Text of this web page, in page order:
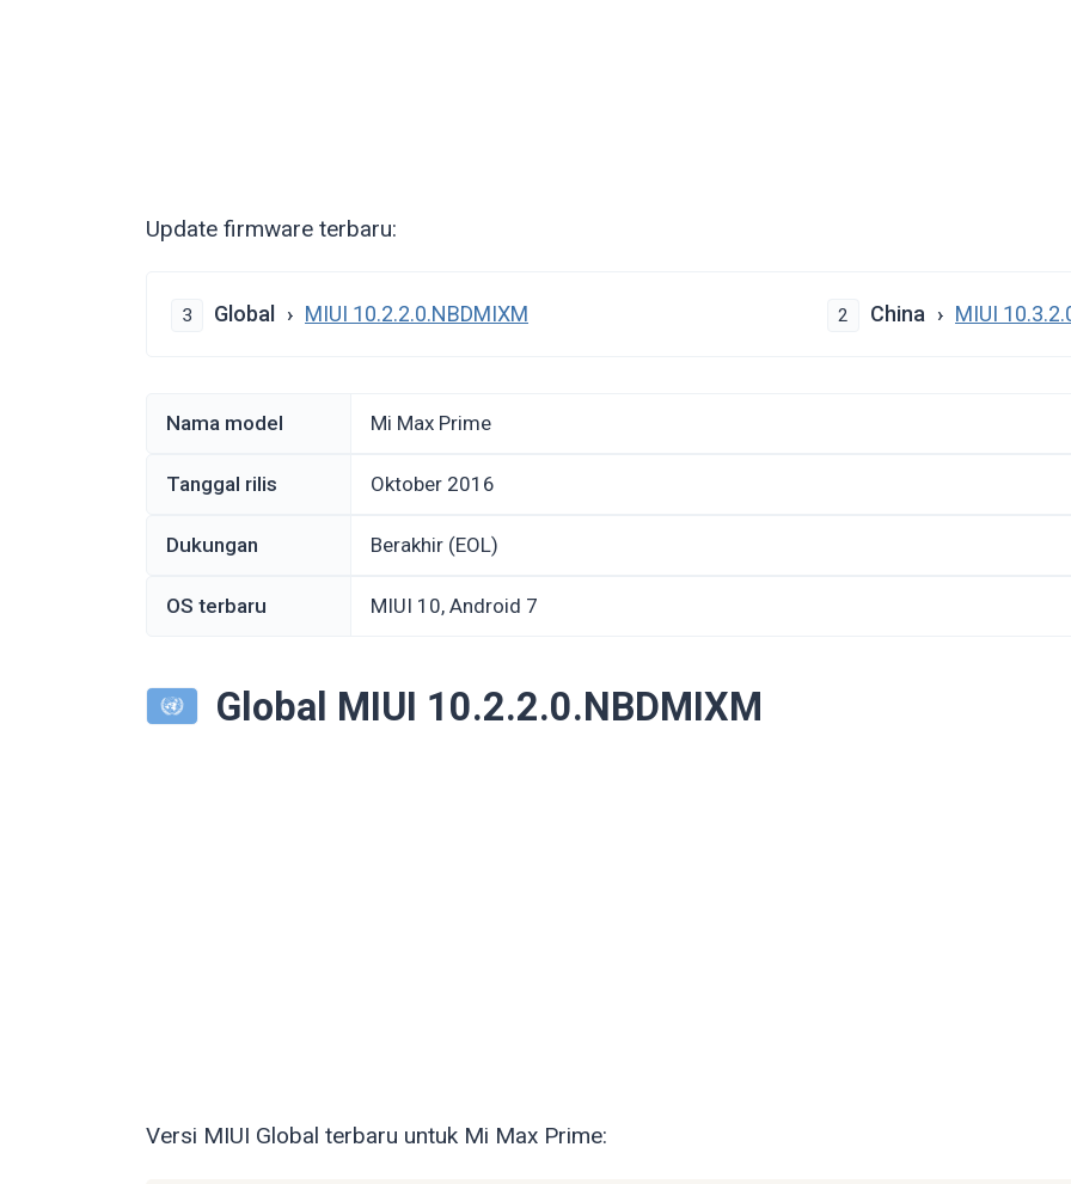
Update firmware terbaru:
3 Global MIUI 10.2.2.0.NBDMIXM 2 China MIUI
Nama model Mi Max Prime
Tanggal rilis Oktober 2016
Dukungan Berakhir (EOL)
OS terbaru MIUI 10, Android 7
Global MIUI 10.2.2.0.NBDMIXM
Versi MIUI Global terbaru untuk Mi Max Prime: